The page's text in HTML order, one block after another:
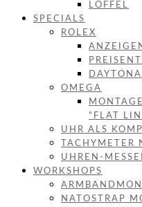
LÖFFEL
SPECIALS
ROLEX
OMEGA
“FLAT
UHR ALS
TACHYMETER
UHREN-
WORKSHOPS
NATOSTRAP